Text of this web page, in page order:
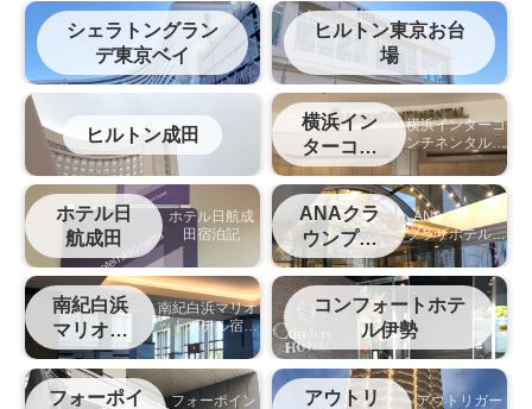
川）
シェラトングラン
デ東京ベイ
ヒルトン東京お台
場
ヒルトン成田
横浜イン
ターコン
チネンタ
ル
横浜インターコ
ンチネンタルホ
テルの宿泊記
ホテル日
航成田
ホテル日航成
田宿泊記
ANAクラ
ウンプラ
ザ松山
ANAクラウン
プラザホテル松
山宿泊記
南紀白浜
マリオッ
ト
南紀白浜マリオ
ットホテル宿泊
記
コンフォートホテ
ル伊勢
フォーポイ
フォーポイン
アウトリ
アウトリガー